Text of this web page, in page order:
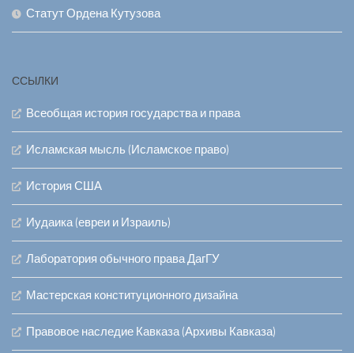
Статут Ордена Кутузова
ССЫЛКИ
Всеобщая история государства и права
Исламская мысль (Исламское право)
История США
Иудаика (евреи и Израиль)
Лаборатория обычного права ДагГУ
Мастерская конституционного дизайна
Правовое наследие Кавказа (Архивы Кавказа)